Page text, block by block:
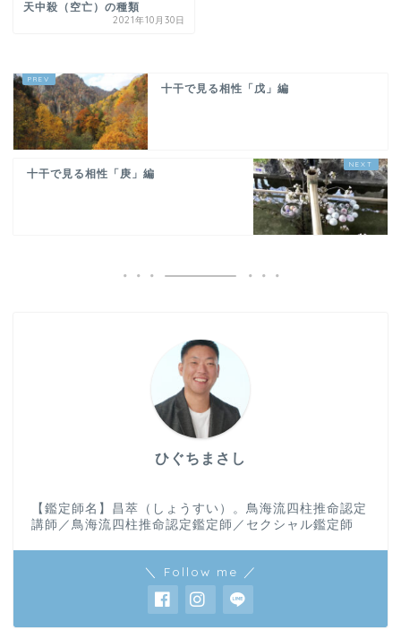
天中殺（空亡）の種類
2021年10月30日
十干で見る相性「戊」編
十干で見る相性「庚」編
ひぐちまさし
【鑑定師名】昌萃（しょうすい）。鳥海流四柱推命認定
講師／鳥海流四柱推命認定鑑定師／セクシャル鑑定師
＼ Follow me ／